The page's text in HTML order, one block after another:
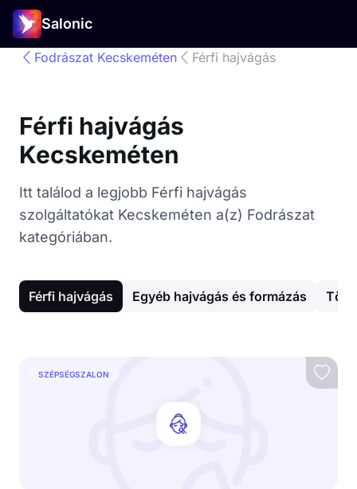
Salonic
Fodrászat Kecskeméten Férfi hajvágás
Férfi hajvágás
Kecskeméten
Itt találod a legjobb Férfi hajvágás
szolgáltatókat Kecskeméten a(z) Fodrászat
kategóriában.
Férfi hajvágás Egyéb hajvágás és formázás
SZÉPSÉGSZALON